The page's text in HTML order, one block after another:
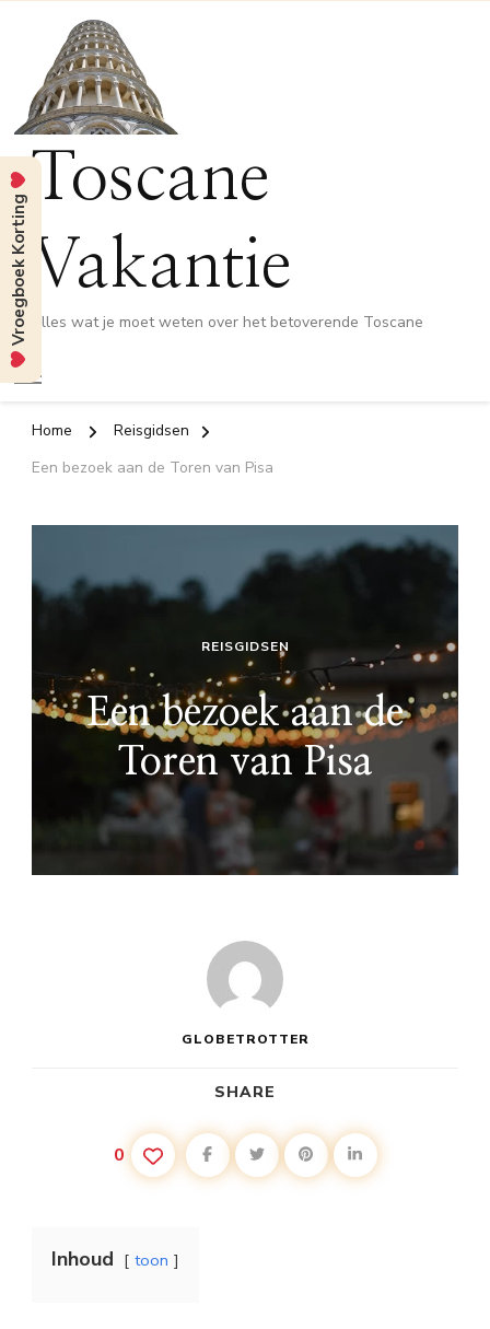
Toscane
Vakantie
Alles wat je moet weten over het betoverende Toscane
Home
Reisgidsen
Een bezoek aan de Toren van Pisa
REISGIDSEN
Een bezoek aan de
Toren van Pisa
GLOBETROTTER
SHARE
0
Inhoud toon
Vroegboek Korting